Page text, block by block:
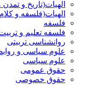
الهیات(تاریخ و
الهیات(فلسفه و
فلسفه
فلسفه تعلیم و
روانشناسی تربیتی
علوم سیاسی و
علوم سیاسی
حقوق عمومی
حقوق خصوصی